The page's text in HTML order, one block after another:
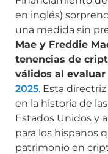
en inglés)
una medida sin
Mae y Freddie
tenencias de
válidos al
2025. Esta
en la historia de
Estados Unidos y
para los hispanos
patrimonio en